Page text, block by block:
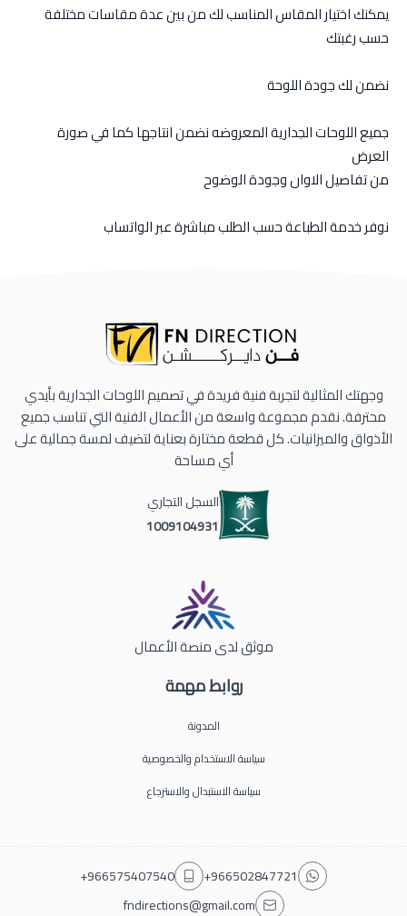
يمكنك اختيار المقاس المناسب لك من بين عدة مقاسات مختلفة
حسب رغبتك
نضمن لك جودة اللوحة
جميع اللوحات الجدارية المعروضه نضمن انتاجها كما في صورة
العرض
من تفاصيل الاوان وجودة الوضوح
نوفر خدمة الطباعة حسب الطلب مباشرة عبر الواتساب
روابط مهمة
المدونة
سياسة الاستخدام والخصوصية
سياسة الاستبدال والاسترجاع
وجهتك المثالية لتجربة فنية فريدة في تصميم اللوحات الجدارية بأيدي
محترفة. نقدم مجموعة واسعة من الأعمال الفنية التي تناسب جميع
الأذواق والميزانيات. كل قطعة مختارة بعناية لتضيف لمسة جمالية على
أي مساحة
السجل التجاري
1009104931
موثق لدى منصة الأعمال
+966502847721
+966575407540
fndirections@gmail.com